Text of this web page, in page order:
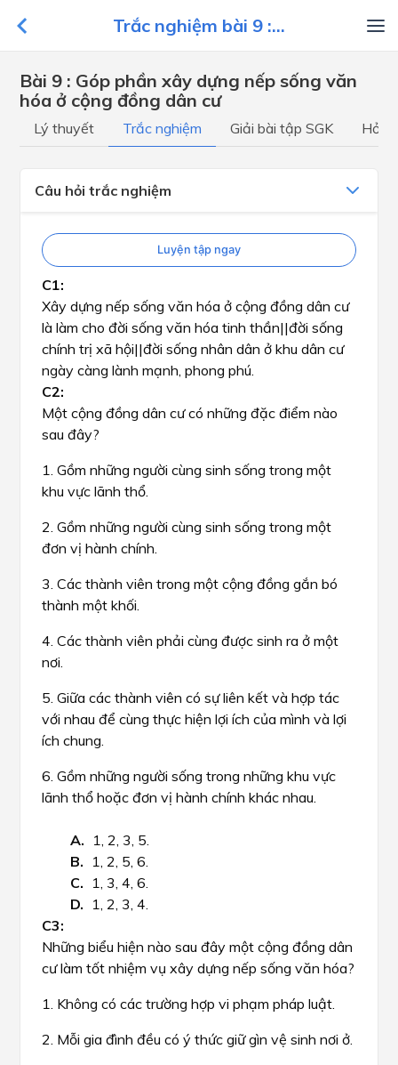
Trắc nghiệm bài 9 :...
Bài 9 : Góp phần xây dựng nếp sống văn
hóa ở cộng đồng dân cư
Lý thuyết Trắc nghiệm Giải bài tập SGK Hỏi
Câu hỏi trắc nghiệm
Luyện tập ngay
Xây dựng nếp sống văn hóa ở cộng đồng dân cư
là làm cho đời sống văn hóa tinh thần||đời sống
chính trị xã hội||đời sống nhân dân ở khu dân cư
ngày càng lành mạnh, phong phú.
Một cộng đồng dân cư có những đặc điểm nào
sau đây?
1. Gồm những người cùng sinh sống trong một
khu vực lãnh thổ.
2. Gồm những người cùng sinh sống trong một
đơn vị hành chính.
3. Các thành viên trong một cộng đồng gắn bó
thành một khối.
4. Các thành viên phải cùng được sinh ra ở một
nơi.
5. Giữa các thành viên có sự liên kết và hợp tác
với nhau để cùng thực hiện lợi ích của mình và lợi
ích chung.
6. Gồm những người sống trong những khu vực
lãnh thổ hoặc đơn vị hành chính khác nhau.
1, 2, 3, 5.
1, 2, 5, 6.
1, 3, 4, 6.
1, 2, 3, 4.
Những biểu hiện nào sau đây một cộng đồng dân
cư làm tốt nhiệm vụ xây dựng nếp sống văn hóa?
1. Không có các trường hợp vi phạm pháp luật.
2. Mỗi gia đình đều có ý thức giữ gìn vệ sinh nơi ở.